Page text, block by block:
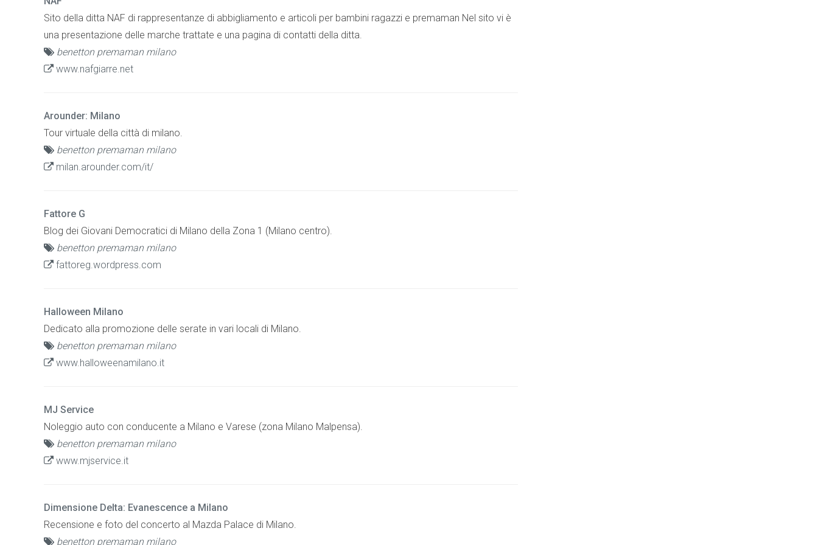
Sito della ditta NAF di rappresentanze di abbigliamento e articoli per bambini ragazzi e premaman Nel sito vi è
una presentazione delle marche trattate e una pagina di contatti della ditta.
benetton premaman milano
www.nafgiarre.net
Arounder: Milano
Tour virtuale della città di milano.
benetton premaman milano
milan.arounder.com/it/
Fattore G
Blog dei Giovani Democratici di Milano della Zona 1 (Milano centro).
benetton premaman milano
fattoreg.wordpress.com
Halloween Milano
Dedicato alla promozione delle serate in vari locali di Milano.
benetton premaman milano
www.halloweenamilano.it
MJ Service
Noleggio auto con conducente a Milano e Varese (zona Milano Malpensa).
benetton premaman milano
www.mjservice.it
Dimensione Delta: Evanescence a Milano
Recensione e foto del concerto al Mazda Palace di Milano.
benetton premaman milano